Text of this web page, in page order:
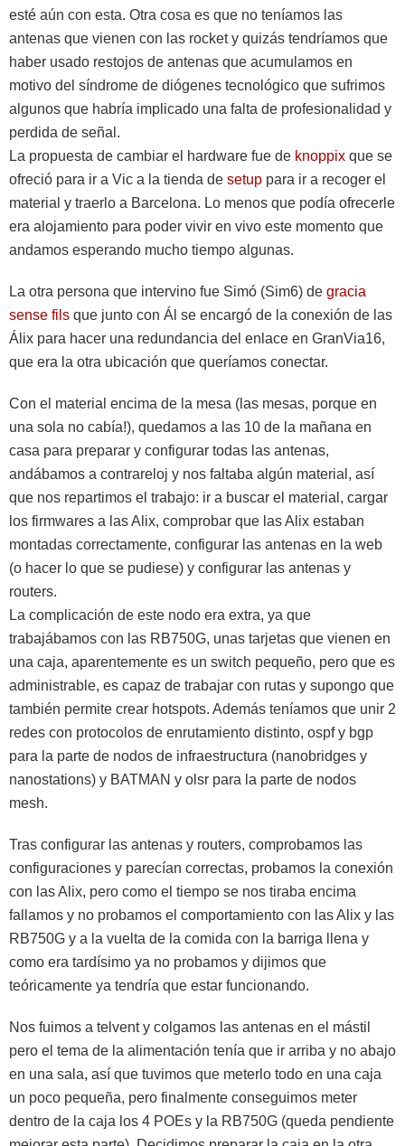
esté aún con esta. Otra cosa es que no teníamos las
antenas que vienen con las rocket y quizás tendríamos que
haber usado restojos de antenas que acumulamos en
motivo del síndrome de diógenes tecnológico que sufrimos
algunos que habría implicado una falta de profesionalidad y
perdida de señal.
La propuesta de cambiar el hardware fue de knoppix que se
ofreció para ir a Vic a la tienda de setup para ir a recoger el
material y traerlo a Barcelona. Lo menos que podía ofrecerle
era alojamiento para poder vivir en vivo este momento que
andamos esperando mucho tiempo algunas.
La otra persona que intervino fue Simó (Sim6) de gracia
sense fils que junto con Ál se encargó de la conexión de las
Álix para hacer una redundancia del enlace en GranVia16,
que era la otra ubicación que queríamos conectar.
Con el material encima de la mesa (las mesas, porque en
una sola no cabía!), quedamos a las 10 de la mañana en
casa para preparar y configurar todas las antenas,
andábamos a contrareloj y nos faltaba algún material, así
que nos repartimos el trabajo: ir a buscar el material, cargar
los firmwares a las Alix, comprobar que las Alix estaban
montadas correctamente, configurar las antenas en la web
(o hacer lo que se pudiese) y configurar las antenas y
routers.
La complicación de este nodo era extra, ya que
trabajábamos con las RB750G, unas tarjetas que vienen en
una caja, aparentemente es un switch pequeño, pero que es
administrable, es capaz de trabajar con rutas y supongo que
también permite crear hotspots. Además teníamos que unir 2
redes con protocolos de enrutamiento distinto, ospf y bgp
para la parte de nodos de infraestructura (nanobridges y
nanostations) y BATMAN y olsr para la parte de nodos
mesh.
Tras configurar las antenas y routers, comprobamos las
configuraciones y parecían correctas, probamos la conexión
con las Alix, pero como el tiempo se nos tiraba encima
fallamos y no probamos el comportamiento con las Alix y las
RB750G y a la vuelta de la comida con la barriga llena y
como era tardísimo ya no probamos y dijimos que
teóricamente ya tendría que estar funcionando.
Nos fuimos a telvent y colgamos las antenas en el mástil
pero el tema de la alimentación tenía que ir arriba y no abajo
en una sala, así que tuvimos que meterlo todo en una caja
un poco pequeña, pero finalmente conseguimos meter
dentro de la caja los 4 POEs y la RB750G (queda pendiente